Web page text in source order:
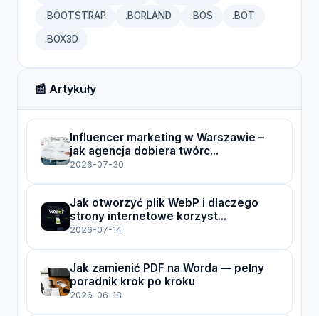
.BOOTSTRAP .BORLAND .BOS .BOT
.BOX3D
📰 Artykuły
Influencer marketing w Warszawie –
jak agencja dobiera twórc...
2026-07-30
Jak otworzyć plik WebP i dlaczego
strony internetowe korzyst...
2026-07-14
Jak zamienić PDF na Worda — pełny
poradnik krok po kroku
2026-06-18